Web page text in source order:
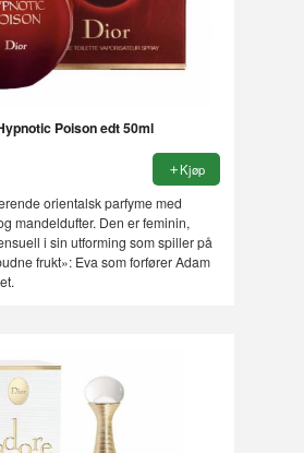
Poison edt 50ml
Kjøp
orientalsk parfyme med
mandeldufter. Den er feminin,
i sin utforming som spiller på
frukt»: Eva som forfører Adam